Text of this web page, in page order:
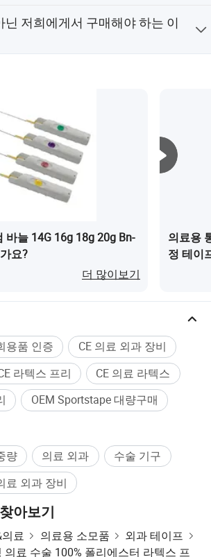
실험실 제품
닌 저희에게서 구매해야 하는 이
입니다. 저희는 130개국 이상의 고
바늘 14G 16g 18g 20g Bn-
요?
더 많이보기
의료용
정 테이
용품 인증
CE 의료 외과 장비
라텍스 프리
CE 의료 라텍스
OEM Sportstape 대량구매
량 의료 외과
수술 기구
료 외과 장비
아보기
료 의료용 소모품
외과 테이프
의료 수술 100% 폴리에스터 라텍스 프